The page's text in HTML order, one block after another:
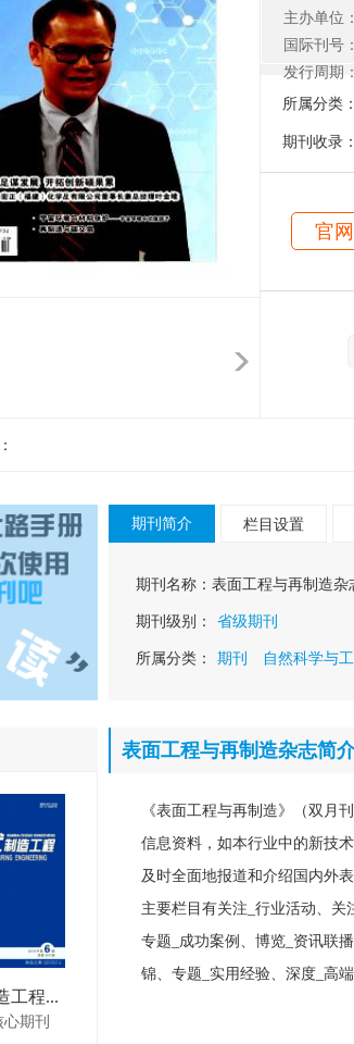
要闻、专
览_资讯
锦、专题
理论探究
主办单位：
国际刊号：
发行周期：
所属分类：
期刊收录：
官
工程...
心期刊
期刊简介 栏目设置
期刊名称： 表面工程与再制造杂
期刊级别： 省级期刊
所属分类： 期刊 自然科学与
表面工程与再制造杂志简
《表面工程与再制造》（双月
信息资料，如本行业中的新技
及时全面地报道和介绍国内外
主要栏目有关注_行业活动、关
专题_成功案例、博览_资讯联
锦、专题_实用经验、深度_高